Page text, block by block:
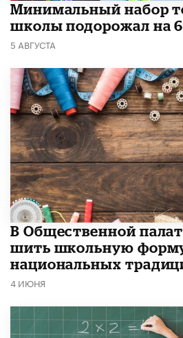
Минимальный набор
школы подорожал на
5 АВГУСТА
В Общественной
шить школьную
национальных
4 ИЮНЯ